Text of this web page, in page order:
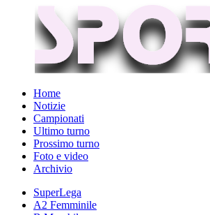
Home
Notizie
Campionati
Ultimo turno
Prossimo turno
Foto e video
Archivio
SuperLega
A2 Femminile